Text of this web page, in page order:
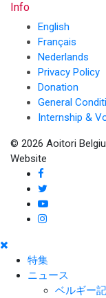
Info
English
Français
Nederlands
Privacy Policy
Donation
General
Internship &
© 2026 Aoitori
Website
特集
ニュース
ベルギー